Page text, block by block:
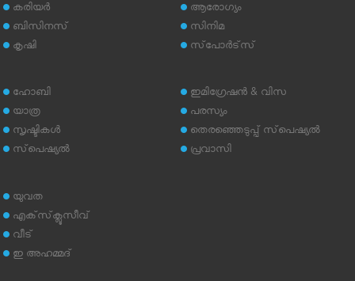
കരിയര്‍
ബിസിനസ്
കൃഷി
ആരോഗ്യം
സിനിമ
സ്‌പോര്‍ട്‌സ്
ഹോബി
യാത്ര
സൃഷ്ടികള്‍
സ്‌പെഷ്യല്‍
ഇമിഗ്രേഷന്‍ & വിസ
പരസ്യം
തെരഞ്ഞെടുപ്പ് സ്‌പെഷ്യല്‍
പ്രവാസി
യുവത
എക്‌സ്‌ക്ലൂസീവ്
വീട്
ഇ അഹമ്മദ്‌